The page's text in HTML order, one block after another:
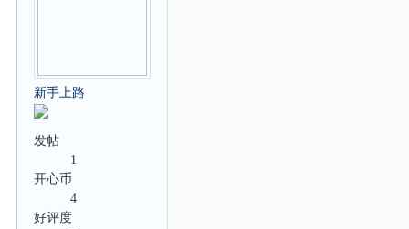
新手上路
发帖
1
开心币
4
好评度